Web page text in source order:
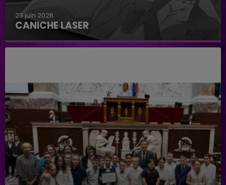
23 juin 2026
CANICHE LASER
Caniche Laser